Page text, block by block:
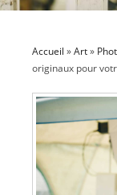
Accueil »Art»
originaux pour